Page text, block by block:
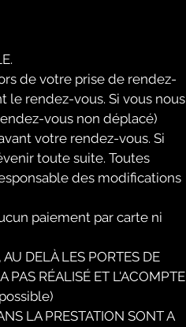
de votre prise de rendez-
le rendez-vous. Si vous nous
vous non déplacé)
votre rendez-vous. Si
toute suite. Toutes
des modifications
paiement par carte ni
DELÀ LES PORTES DE
PAS RÉALISÉ ET L'ACOMPTE
LA PRESTATION SONT A